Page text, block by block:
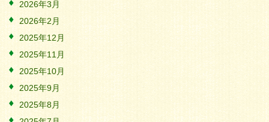
2026年3月
2026年2月
2025年12月
2025年11月
2025年10月
2025年9月
2025年8月